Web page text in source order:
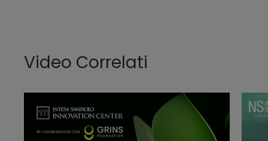
Video Correlati